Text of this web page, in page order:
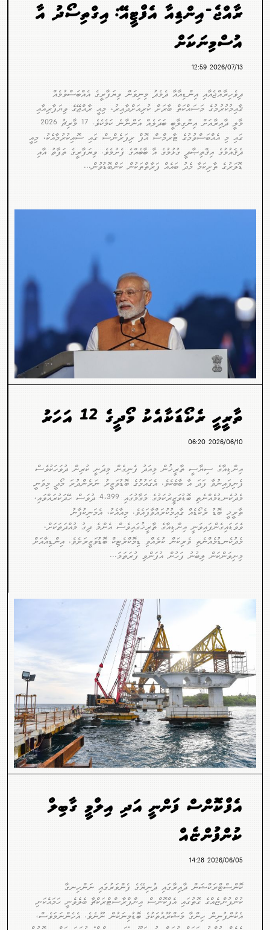
ރާއްޖެ-އިންޑިއާ އެފްޓީއޭ: އިގްތިސޯދު އާ
އުސްމިނަކަށް
2026/07/13 12:59
ދިވެހިރާއްޖެއާއި އިންޑިއާއާ ދެމެދު މިނިވަން ވިޔަފާރީގެ އެއްބަސްވުމެއް
ޤާއިމުކުރުމުގެ މަސައްކަތް ބާރަށް ކުރިއަށްދާއިރު، މިއީ ރާއްޖޭގެ ވިޔަފާރިއާއި
މާލީ ދާއިރާއަށް އިންގިލާބީ ބަދަލެއް އަންނާނެ ކަމެކެވެ. 17 މާރިޗު 2026
ގައި މި އެއްބަސްވުމުގެ ޓާރމްސް އޮފް ރިފަރެންސް ގައި ސޮއިކުރުމާއެކު، މިއީ
ދެޤައުމުގެ އިޤްތިޞާދީ ގުޅުމުގެ އާ ބާބެއްގެ ފެށުމެވެ. ވިޔަފާރީގެ ތަފާތު އާއި
ޑޮލަރުގެ ތާށިކަމާ މެދު ބައެއް ފަރާތްތަކުން ކަންބޮޑުވުން...
ތާރީހީ ރެކޯޑަކާއެކު މޯދީގެ 12 އަހަރު
2026/06/10 06:20
އިންޑިއާގެ ސިޔާސީ ތާރީޚުން މިއަދު ފެނިގެން މިދަނީ ކުރިން ދުވަހަކުވެސް
ފެނިފައިނުވާ ފަދަ އާ ބާބެކެވެ. އެގައުމުގެ ބޮޑުވަޒީރު ނަރެންދުރަ މޯދީ މިވަނީ
މެދުކެނޑުމެއްނެތި ބޮޑުވަޒީރުކަމުގެ މަގާމުގައި 4،399 ދުވަސް ހޭދަކުރައްވައި،
ތާރީޚީ ބޮޑު ރެކޯޑެއް ގާއިމުކުރައްވާފައެވެ. މިއާއެކު، އެމަނިކުފާނު
ވެވަޑައިގެންފައިވަނީ އިންޑިއާގެ ތާރީޚުގައިވެސް އެންމެ ދިގު މުއްދަތަކަށް،
މެދުކެނޑުމެއްނެތި ވެރިކަން ކުރެއްވި ޑިމޮކްރެޓިކް ބޮޑުވަޒީރަށެވެ. އިންޑިއާއަށް
މިނިވަންކަން ލިބުނު ފަހުން އުފަންވި ފުރަތަމަ...
އެފްކޮންސް ފަންނީ އަދި އިލްމީ ގާބިލް
ކުންފުންޏެއް
2026/06/05 14:28
ކޮންސްޓްރަކްޝަން ދާއިރާގައި ދުނިޔޭގެ ފެންވަރުގައި ނަންހިނގާ
ކުންފުންޏެއްގެ ގޮތުގައި އެފްކޮންސް އިންފްރާސްޓްރަކްޗާ ބެލެވެނީ ހަމައެކަނި
އެކުންފުނިން ހިންގާ މަޝްރޫއުތަކުގެ ބޮޑުމިނަކުން ނޫނެވެ. އެހެންނަމަވެސް،